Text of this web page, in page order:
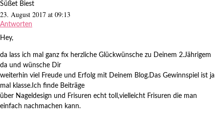
Süßet Biest
23. August 2017 at 09:13
Antworten
Hey,
da lass ich mal ganz fix herzliche Glückwünsche zu Deinem 2.Jährigem
da und wünsche Dir
weiterhin viel Freude und Erfolg mit Deinem Blog.Das Gewinnspiel ist ja
mal klasse.Ich finde Beiträge
über Nageldesign und Frisuren echt toll,vielleicht Frisuren die man
einfach nachmachen kann.